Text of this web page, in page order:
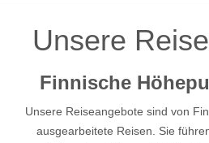
Unsere
Finnische
Unsere Reiseangebote sind von
ausgearbeitete Reisen. Sie